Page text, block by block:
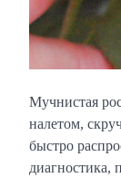
Мучнистая
налетом,
быстро
диагностика,